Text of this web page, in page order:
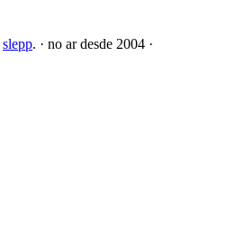
slepp. · no ar desde 2004 ·